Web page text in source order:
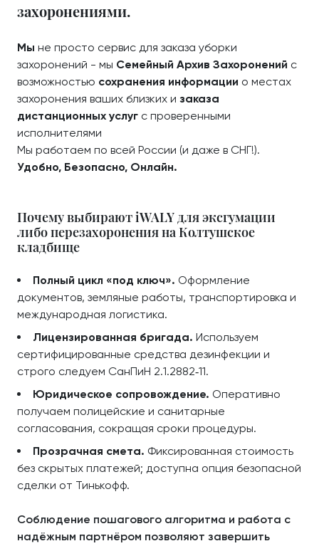
захоронениями.
Мы не просто сервис для заказа уборки
захоронений - мы Семейный Архив Захоронений с
возможностью сохранения информации о местах
захоронения ваших близких и заказа
дистанционных услуг с проверенными
исполнителями
Мы работаем по всей России (и даже в СНГ!).
Удобно, Безопасно, Онлайн.
Почему выбирают iWALY для эксгумации
либо перезахоронения на Колтушское
кладбище
Полный цикл «под ключ». Оформление
документов, земляные работы, транспортировка и
международная логистика.
Лицензированная бригада. Используем
сертифицированные средства дезинфекции и
строго следуем СанПиН 2.1.2882‑11.
Юридическое сопровождение. Оперативно
получаем полицейские и санитарные
согласования, сокращая сроки процедуры.
Прозрачная смета. Фиксированная стоимость
без скрытых платежей; доступна опция безопасной
сделки от Тинькофф.
Соблюдение пошагового алгоритма и работа с
надёжным партнёром позволяют завершить